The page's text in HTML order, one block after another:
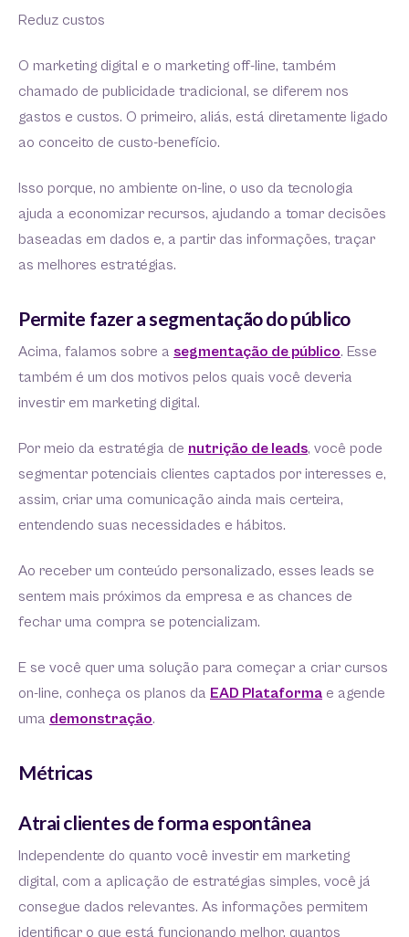
Reduz custos
O marketing digital e o marketing off-line, também
chamado de publicidade tradicional, se diferem nos
gastos e custos. O primeiro, aliás, está diretamente ligado
ao conceito de custo-benefício.
Isso porque, no ambiente on-line, o uso da tecnologia
ajuda a economizar recursos, ajudando a tomar decisões
baseadas em dados e, a partir das informações, traçar
as melhores estratégias.
Permite fazer a segmentação do público
Acima, falamos sobre a segmentação de público. Esse
também é um dos motivos pelos quais você deveria
investir em marketing digital.
Por meio da estratégia de nutrição de leads, você pode
segmentar potenciais clientes captados por interesses e,
assim, criar uma comunicação ainda mais certeira,
entendendo suas necessidades e hábitos.
Ao receber um conteúdo personalizado, esses leads se
sentem mais próximos da empresa e as chances de
fechar uma compra se potencializam.
E se você quer uma solução para começar a criar cursos
on-line, conheça os planos da EAD Plataforma e agende
uma demonstração.
Métricas
Atrai clientes de forma espontânea
Independente do quanto você investir em marketing
digital, com a aplicação de estratégias simples, você já
consegue dados relevantes. As informações permitem
identificar o que está funcionando melhor, quantos